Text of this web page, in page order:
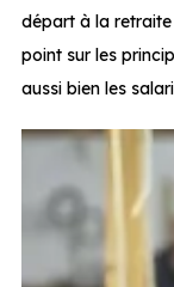
départ à la retraite
point sur les
aussi bien les